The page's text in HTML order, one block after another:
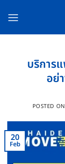
บริการ
อย่
POSTED ON
20
Feb